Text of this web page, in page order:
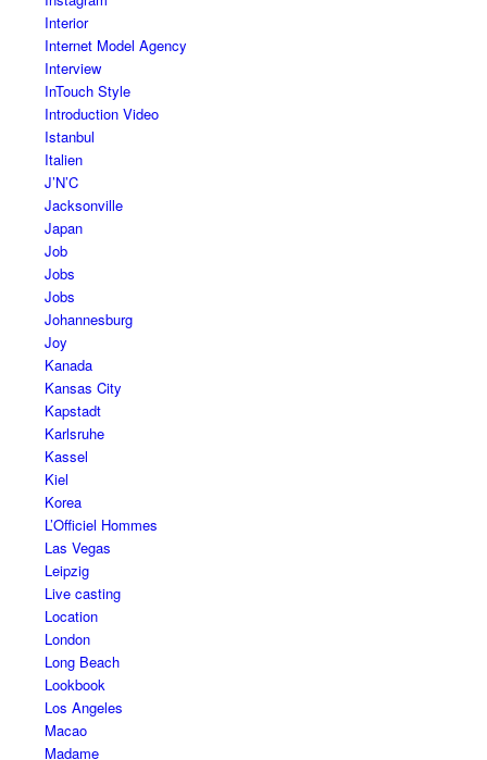
Interior
Internet Model Agency
Interview
InTouch Style
Introduction Video
Istanbul
Italien
J’N’C
Jacksonville
Japan
Job
Jobs
Jobs
Johannesburg
Joy
Kanada
Kansas City
Kapstadt
Karlsruhe
Kassel
Kiel
Korea
L’Officiel Hommes
Las Vegas
Leipzig
Live casting
Location
London
Long Beach
Lookbook
Los Angeles
Macao
Madame